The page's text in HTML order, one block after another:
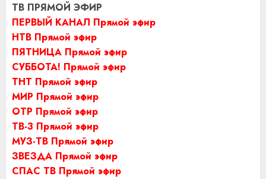
ТВ ПРЯМОЙ ЭФИР
ПЕРВЫЙ КАНАЛ Прямой эфир
НТВ Прямой эфир
ПЯТНИЦА Прямой эфир
СУББОТА! Прямой эфир
ТНТ Прямой эфир
МИР Прямой эфир
ОТР Прямой эфир
ТВ-3 Прямой эфир
МУЗ-ТВ Прямой эфир
ЗВЕЗДА Прямой эфир
СПАС ТВ Прямой эфир